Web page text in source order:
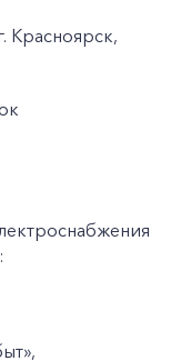
Красноярск,